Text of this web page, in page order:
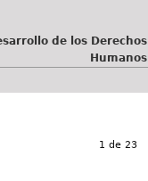
de los Derechos
Humanos
1 de 23